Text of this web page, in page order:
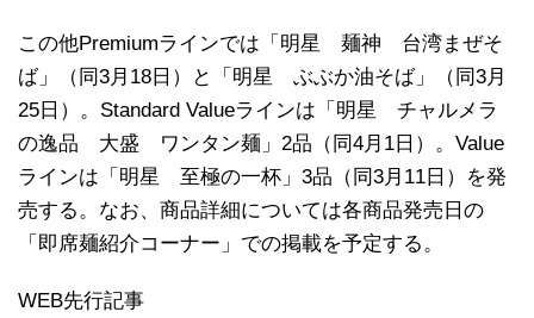
この他Premiumラインでは「明星 麺神 台湾まぜそ
ば」（同3月18日）と「明星 ぶぶか油そば」（同3月
25日）。Standard Valueラインは「明星 チャルメラ
の逸品 大盛 ワンタン麺」2品（同4月1日）。Value
ラインは「明星 至極の一杯」3品（同3月11日）を発
売する。なお、商品詳細については各商品発売日の
「即席麺紹介コーナー」での掲載を予定する。
WEB先行記事